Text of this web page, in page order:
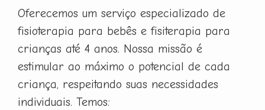
Oferecemos um serviço especializado de
fisioterapia para bebês e fisiterapia para
crianças até 4 anos. Nossa missão é
estimular ao máximo o potencial de cada
criança, respeitando suas necessidades
individuais. Temos: